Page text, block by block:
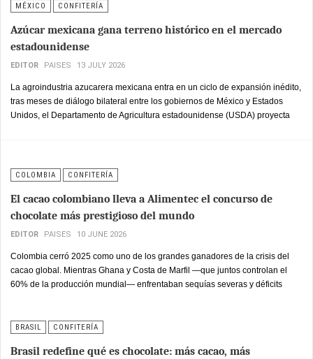
MÉXICO CONFITERÍA
Azúcar mexicana gana terreno histórico en el mercado
estadounidense
EDITOR PAISES 13 JULY 2026
La agroindustria azucarera mexicana entra en un ciclo de expansión inédito,
tras meses de diálogo bilateral entre los gobiernos de México y Estados
Unidos, el Departamento de Agricultura estadounidense (USDA) proyecta
2027, una cifra 512% superior a la estimada para la temporada 2025-2026.
COLOMBIA CONFITERÍA
El cacao colombiano lleva a Alimentec el concurso de
chocolate más prestigioso del mundo
EDITOR PAISES 10 JUNE 2026
Colombia cerró 2025 como uno de los grandes ganadores de la crisis del
cacao global. Mientras Ghana y Costa de Marfil —que juntos controlan el
60% de la producción mundial— enfrentaban sequías severas y déficits
alcanzaron los 413.1 millones de dólares, un crecimiento del 56% frente a
BRASIL CONFITERÍA
Brasil redefine qué es chocolate: más cacao, más